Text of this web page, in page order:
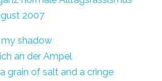
2007
shadow
an der Ampel
grain of salt and a cringe